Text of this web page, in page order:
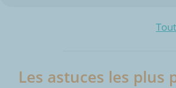
Les astuces les plus